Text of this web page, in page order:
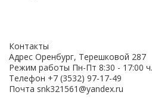
Контакты
Адрес Оренбург, Терешковой 287
Режим работы Пн-Пт 8:30 - 17:00 ч.
Телефон +7 (3532) 97-17-49
Почта snk321561@yandex.ru